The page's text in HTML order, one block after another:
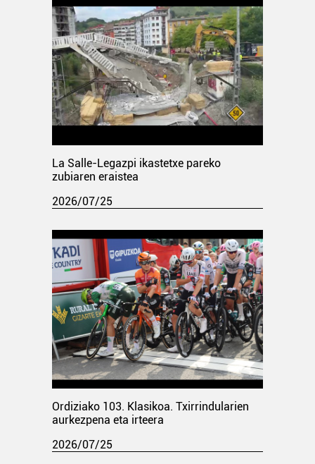
La Salle-Legazpi ikastetxe pareko
zubiaren eraistea
2026/07/25
Ordiziako 103. Klasikoa. Txirrindularien
aurkezpena eta irteera
2026/07/25